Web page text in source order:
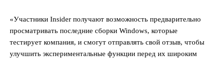
«Участники Insider получают возможность предварительно
просматривать последние сборки Windows, которые
тестирует компания, и смогут отправлять свой отзыв, чтобы
улучшить экспериментальные функции перед их широким